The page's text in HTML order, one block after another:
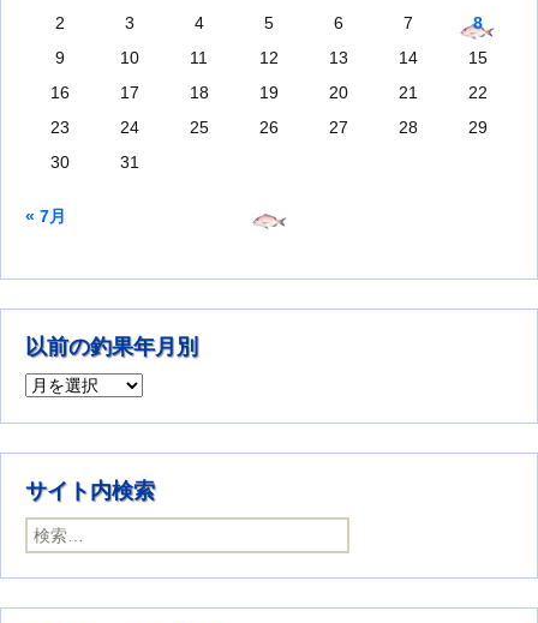
2
3 4 5 6 7
8
9
10 11 12 13 14
15
16
17 18 19 20 21
22
23
24 25 26 27 28
29
30
31
« 7月
以前の釣果年月別
以前の釣果年月別
サイト内検索
検索: